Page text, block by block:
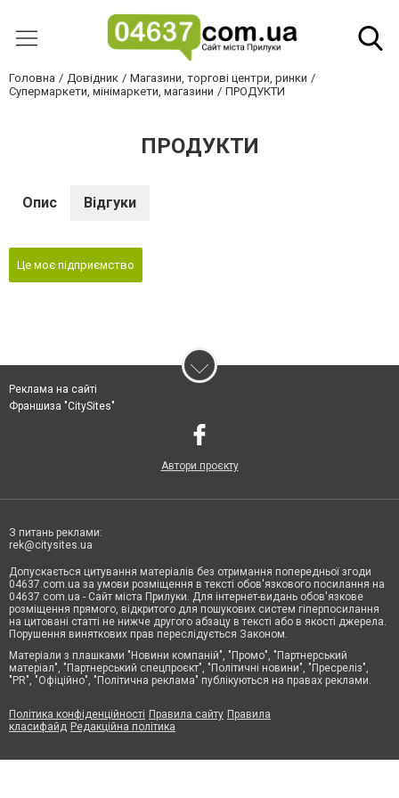
Головна Довідник
Магазини, торгові центри, ринки
Супермаркети, мінімаркети, магазини
ПРОДУКТИ
ПРОДУКТИ
Опис Відгуки
Це моє підприємство
Реклама на сайті
Франшиза "CitySites"
Автори проєкту
З питань реклами:
rek@citysites.ua
Допускається цитування матеріалів без отримання попередньої згоди
04637.com.ua за умови розміщення в тексті обов'язкового посилання на
04637.com.ua - Сайт міста Прилуки. Для інтернет-видань обов'язкове
розміщення прямого, відкритого для пошукових систем гіперпосилання
на цитовані статті не нижче другого абзацу в тексті або в якості джерела.
Порушення виняткових прав переслідується Законом.
Матеріали з плашками "Новини компаній", "Промо", "Партнерський
матеріал", "Партнерський спецпроєкт", "Політичні новини", "Пресреліз",
"PR", "Офіційно", "Політична реклама" публікуються на правах реклами.
Політика конфіденційності Правила сайту Правила
класифайд Редакційна політика